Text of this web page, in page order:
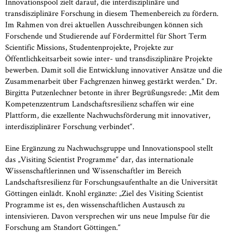
transdisziplinäre Forschung in diesem Themenbereich zu fördern.
Im Rahmen von drei aktuellen Ausschreibungen können sich
Forschende und Studierende auf Fördermittel für Short Term
Scientific Missions, Studentenprojekte, Projekte zur
Öffentlichkeitsarbeit sowie inter- und transdisziplinäre Projekte
bewerben. Damit soll die Entwicklung innovativer Ansätze und die
Zusammenarbeit über Fachgrenzen hinweg gestärkt werden.“ Dr.
Birgitta Putzenlechner betonte in ihrer Begrüßungsrede: „Mit dem
Kompetenzzentrum Landschaftsresilienz schaffen wir eine
Plattform, die exzellente Nachwuchsförderung mit innovativer,
interdisziplinärer Forschung verbindet“.
Eine Ergänzung zu Nachwuchsgruppe und Innovationspool stellt
das „Visiting Scientist Programme“ dar, das internationale
Wissenschaftlerinnen und Wissenschaftler im Bereich
Landschaftsresilienz für Forschungsaufenthalte an die Universität
Göttingen einlädt. Knohl ergänzte: „Ziel des Visiting Scientist
Programme ist es, den wissenschaftlichen Austausch zu
intensivieren. Davon versprechen wir uns neue Impulse für die
Forschung am Standort Göttingen.“